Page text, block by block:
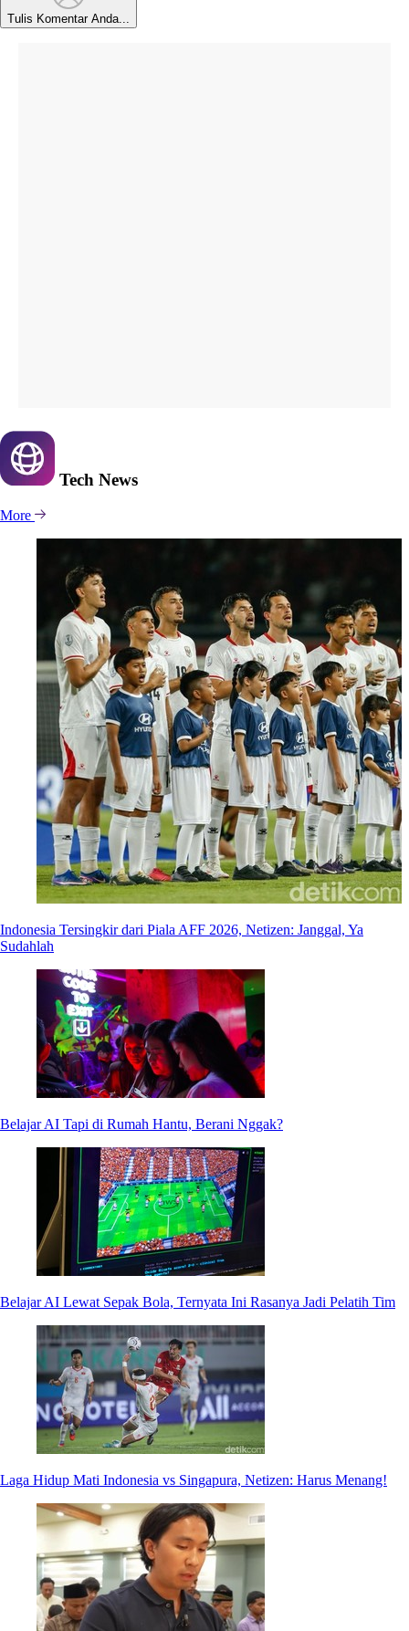
Tulis Komentar Anda...
Tech News
More
Indonesia Tersingkir dari Piala AFF 2026, Netizen: Janggal, Ya
Sudahlah
Belajar AI Tapi di Rumah Hantu, Berani Nggak?
Belajar AI Lewat Sepak Bola, Ternyata Ini Rasanya Jadi Pelatih Tim
Laga Hidup Mati Indonesia vs Singapura, Netizen: Harus Menang!